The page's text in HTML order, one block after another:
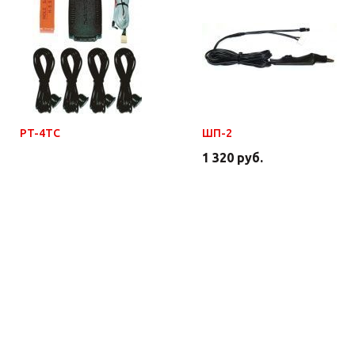
PT-4TC ШП-2
1 320 руб.